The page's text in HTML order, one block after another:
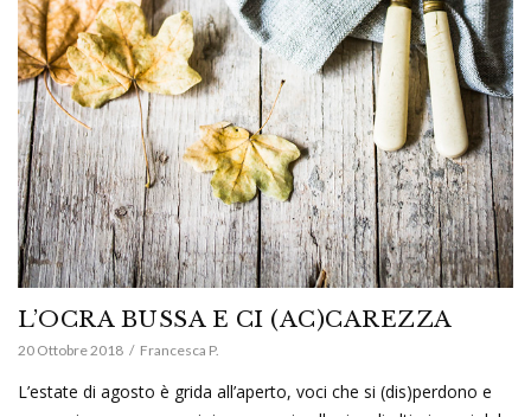
L’OCRA BUSSA E CI (AC)CAREZZA
20 Ottobre 2018 Francesca P.
L’estate di agosto è grida all’aperto, voci che si (dis)perdono e